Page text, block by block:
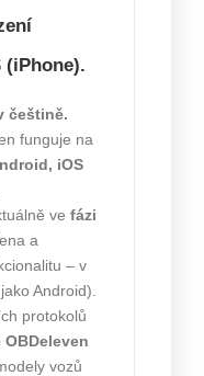
(iPhone).
češtině.
funguje na
iOS
ve fázi
a
– v
Android).
protokolů
vozů